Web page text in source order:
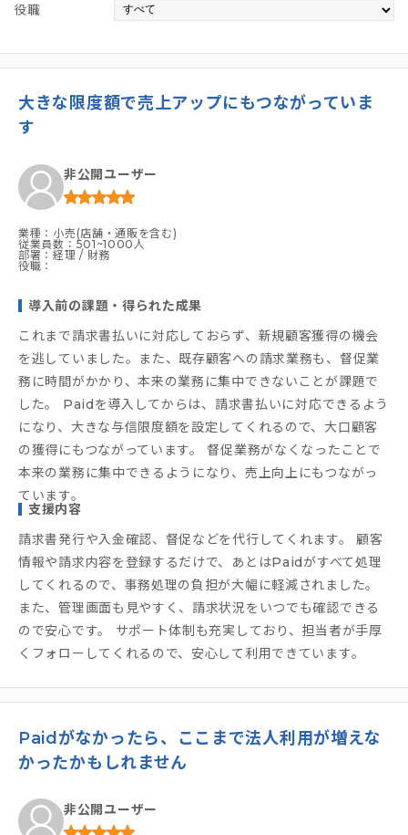
役職
大きな限度額で売上アップにもつながっていま
す
非公開ユーザー
業種：小売(店舗・通販を含む)
従業員数：501~1000人
部署：経理 / 財務
役職：
導入前の課題・得られた成果
これまで請求書払いに対応しておらず、新規顧客獲得の機会
を逃していました。また、既存顧客への請求業務も、督促業
務に時間がかかり、本来の業務に集中できないことが課題で
した。 Paidを導入してからは、請求書払いに対応できるよう
になり、大きな与信限度額を設定してくれるので、大口顧客
の獲得にもつながっています。 督促業務がなくなったことで
本来の業務に集中できるようになり、売上向上にもつながっ
ています。
支援内容
請求書発行や入金確認、督促などを代行してくれます。 顧客
情報や請求内容を登録するだけで、あとはPaidがすべて処理
してくれるので、事務処理の負担が大幅に軽減されました。
また、管理画面も見やすく、請求状況をいつでも確認できる
ので安心です。 サポート体制も充実しており、担当者が手厚
くフォローしてくれるので、安心して利用できています。
Paidがなかったら、ここまで法人利用が増えな
かったかもしれません
非公開ユーザー